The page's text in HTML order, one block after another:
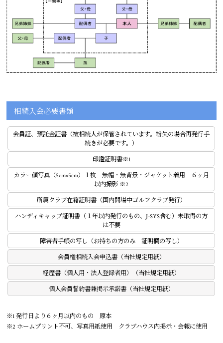
相続入会必要書類
会員証、預託金証書（被相続人が保管されています。紛失の場合再発行手
続きが必要です。）
印鑑証明書※1
カラー顔写真（5cm×5cm）１枚 無帽・無背景・ジャケット着用 ６ヶ月
以内撮影 ※2
所属クラブ在籍証明書（国内開場中ゴルフクラブ発行）
ハンディキャップ証明書（１年以内発行のもの、J-SYS含む）未取得の方
は不要
障害者手帳の写し（お持ちの方のみ 証明欄の写し）
会員権相続入会申込書（当社規定用紙）
経歴書（個人用・法人登録者用）（当社規定用紙）
個人会員誓約書兼掲示承諾書（当社規定用紙）
※1 発行日より６ヶ月以内のもの 原本
※2 ホームプリント不可、写真用紙使用 クラブハウス内掲示・会報に使用